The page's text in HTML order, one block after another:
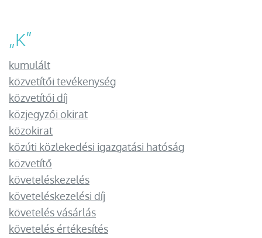
„K”
kumulált
közvetítői tevékenység
közvetítői díj
közjegyzői okirat
közokirat
közúti közlekedési igazgatási hatóság
közvetítő
követeléskezelés
követeléskezelési díj
követelés vásárlás
követelés értékesítés